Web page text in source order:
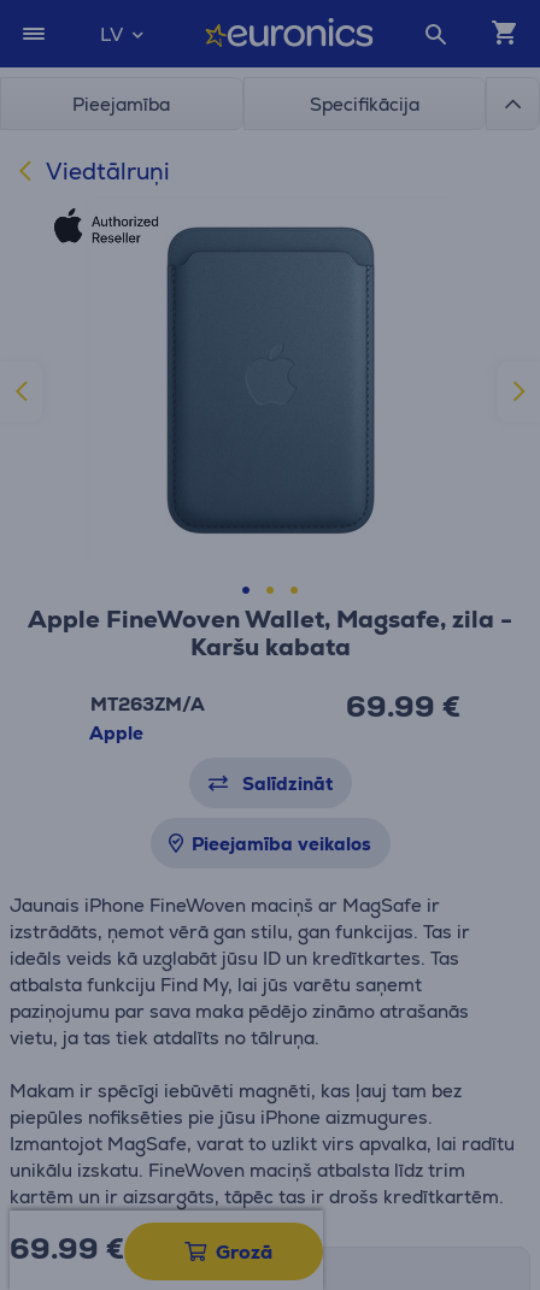
LV
Pieejamība Specifikācija
Viedtālruņi
Apple FineWoven Wallet, Magsafe, zila -
Karšu kabata
MT263ZM/A
Apple
69.99 €
Salīdzināt
Pieejamība veikalos
Jaunais iPhone FineWoven maciņš ar MagSafe ir
izstrādāts, ņemot vērā gan stilu, gan funkcijas. Tas ir
ideāls veids kā uzglabāt jūsu ID un kredītkartes. Tas
atbalsta funkciju Find My, lai jūs varētu saņemt
paziņojumu par sava maka pēdējo zināmo atrašanās
vietu, ja tas tiek atdalīts no tālruņa.
Makam ir spēcīgi iebūvēti magnēti, kas ļauj tam bez
piepūles nofiksēties pie jūsu iPhone aizmugures.
Izmantojot MagSafe, varat to uzlikt virs apvalka, lai radītu
unikālu izskatu. FineWoven maciņš atbalsta līdz trim
kartēm un ir aizsargāts, tāpēc tas ir drošs kredītkartēm.
69.99 € Grozā
Saņemšanas iespējas